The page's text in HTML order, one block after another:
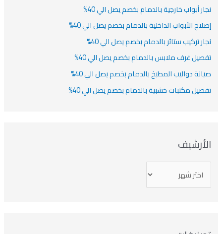
أبواب خارجية بالدمام بخصم يصل الي 40%
الأبواب الداخلية بالدمام بخصم يصل الي 40%
تركيب ستائر بالدمام بخصم يصل الي 40%
غرف ملابس بالدمام بخصم يصل الي 40%
دواليب المطبخ بالدمام بخصم يصل الي 40%
مكتبات خشبية بالدمام بخصم يصل الي 40%